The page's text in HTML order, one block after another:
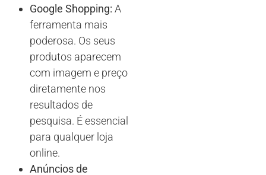
Google Shopping: A
ferramenta mais
poderosa. Os seus
produtos aparecem
com imagem e preço
diretamente nos
resultados de
pesquisa. É essencial
para qualquer loja
online.
Anúncios de